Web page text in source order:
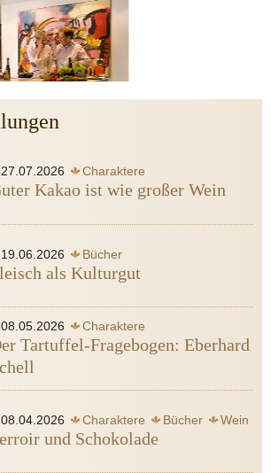
27.07.2026 Charaktere
Kakao ist wie großer Wein
19.06.2026 Bücher
als Kulturgut
08.05.2026 Charaktere
Tartuffel-Fragebogen: Eberhard
08.04.2026 Charaktere Bücher Wein
und Schokolade